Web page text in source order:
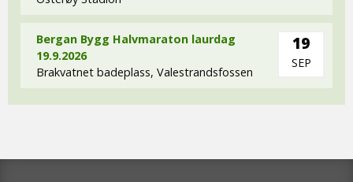
Bergan Bygg Halvmaraton laurdag
19.9.2026
Brakvatnet badeplass, Valestrandsfossen
19
SEP